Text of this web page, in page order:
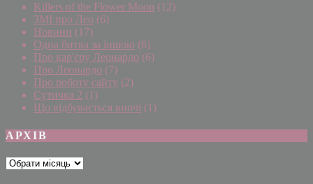
Killers of the Flower Moon (12)
ЗМІ про Лео (6)
Новини (17)
Одна битва за іншою (6)
Про кар'єру Леонардо (6)
Про Леонардо (7)
Про роботу сайту (2)
Сутичка 2 (1)
Що відбувається вночі (1)
АРХІВ
Архіви